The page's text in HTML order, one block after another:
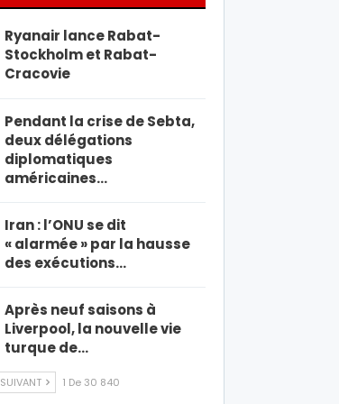
Ryanair lance Rabat-
Stockholm et Rabat-
Cracovie
Pendant la crise de Sebta,
deux délégations
diplomatiques
américaines…
Iran : l’ONU se dit
« alarmée » par la hausse
des exécutions…
Après neuf saisons à
Liverpool, la nouvelle vie
turque de…
SUIVANT 1 De 30 840